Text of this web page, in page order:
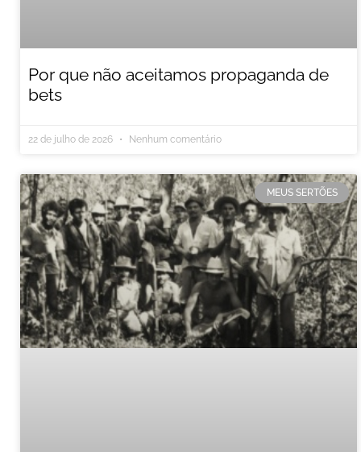
Por que não aceitamos propaganda de
bets
22 de julho de 2026 Nenhum comentário
MEUS SERTÕES